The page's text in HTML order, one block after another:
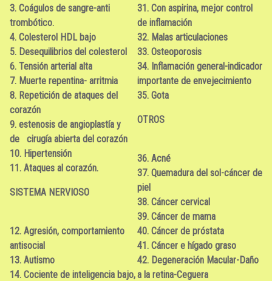
3. Coágulos de sangre-anti
trombótico.
4. Colesterol HDL bajo
5. Desequilibrios del colesterol
6. Tensión arterial alta
7. Muerte repentina- arritmia
8. Repetición de ataques del
corazón
9. estenosis de angioplastía y
de cirugía abierta del corazón
10. Hipertensión
11. Ataques al corazón.
SISTEMA NERVIOSO
12. Agresión, comportamiento
antisocial
13. Autismo
14. Cociente de inteligencia bajo,
31. Con aspirina, mejor control
de inflamación
32. Malas articulaciones
33. Osteoporosis
34. Inflamación general-indicador
importante de envejecimiento
35. Gota
OTROS
36. Acné
37. Quemadura del sol-cáncer de
piel
38. Cáncer cervical
39. Cáncer de mama
40. Cáncer de próstata
41. Cáncer e hígado graso
42. Degeneración Macular-Daño
a la retina-Ceguera